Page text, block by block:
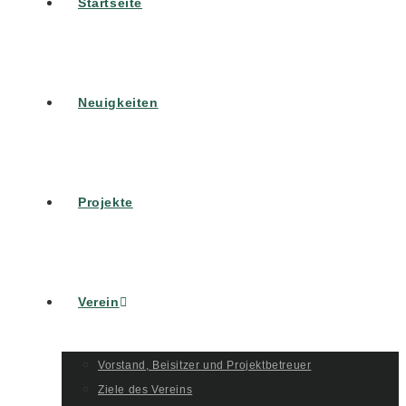
Neuigkeiten
Projekte
Verein
Vorstand, Beisitzer und Projektbetreuer
Ziele des Vereins